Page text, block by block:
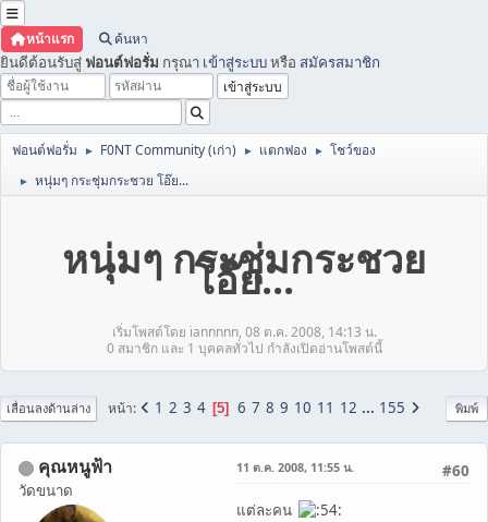
หน้าแรก ค้นหา
ยินดีต้อนรับสู่ ฟอนต์ฟอรั่ม กรุณา เข้าสู่ระบบหรือ สมัครสมาชิก
ฟอนต์ฟอรั่ม ► F0NT Community (เก่า) ► แตกฟอง ► โชว์ของ
► หนุ่มๆ กระชุ่มกระชวย โอ๊ย...
หนุ่มๆ กระชุ่มกระชวย
โอ๊ย...
เริ่มโพสต์โดย iannnnn, 08 ต.ค. 2008, 14:13 น.
0 สมาชิก และ 1 บุคคลทั่วไป กำลังเปิดอ่านโพสต์นี้
พิมพ์
เลื่อนลงด้านล่าง หน้า 1 2 3 4 5 6 7 8 9 10 11 12 ... 155
คุณหนูฟ้า
วัดขนาด
#60
11 ต.ค. 2008, 11:55 น.
แต่ละคน